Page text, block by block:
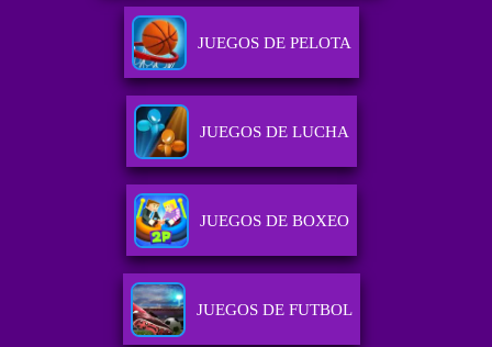
JUEGOS DE PELOTA
JUEGOS DE LUCHA
JUEGOS DE BOXEO
JUEGOS DE FUTBOL